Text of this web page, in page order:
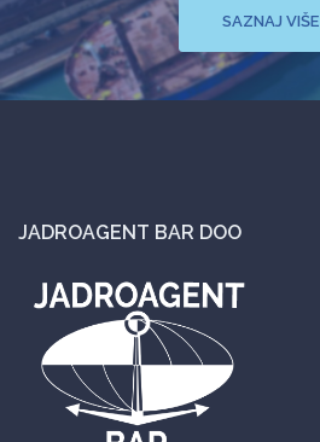
SAZNAJ VIŠE
JADROAGENT BAR DOO